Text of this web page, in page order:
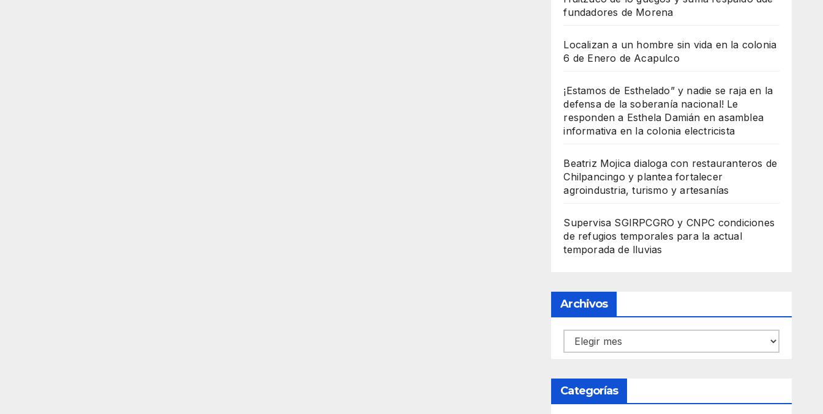
fundadores de Morena
Localizan a un hombre sin vida en la colonia
6 de Enero de Acapulco
¡Estamos de Esthelado” y nadie se raja en la
defensa de la soberanía nacional! Le
responden a Esthela Damián en asamblea
informativa en la colonia electricista
Beatriz Mojica dialoga con restauranteros de
Chilpancingo y plantea fortalecer
agroindustria, turismo y artesanías
Supervisa SGIRPCGRO y CNPC condiciones
de refugios temporales para la actual
temporada de lluvias
Archivos
Archivos
Categorías